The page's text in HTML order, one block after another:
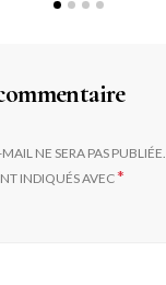
NE SERA PAS PUBLIÉE.
INDIQUÉS AVEC*